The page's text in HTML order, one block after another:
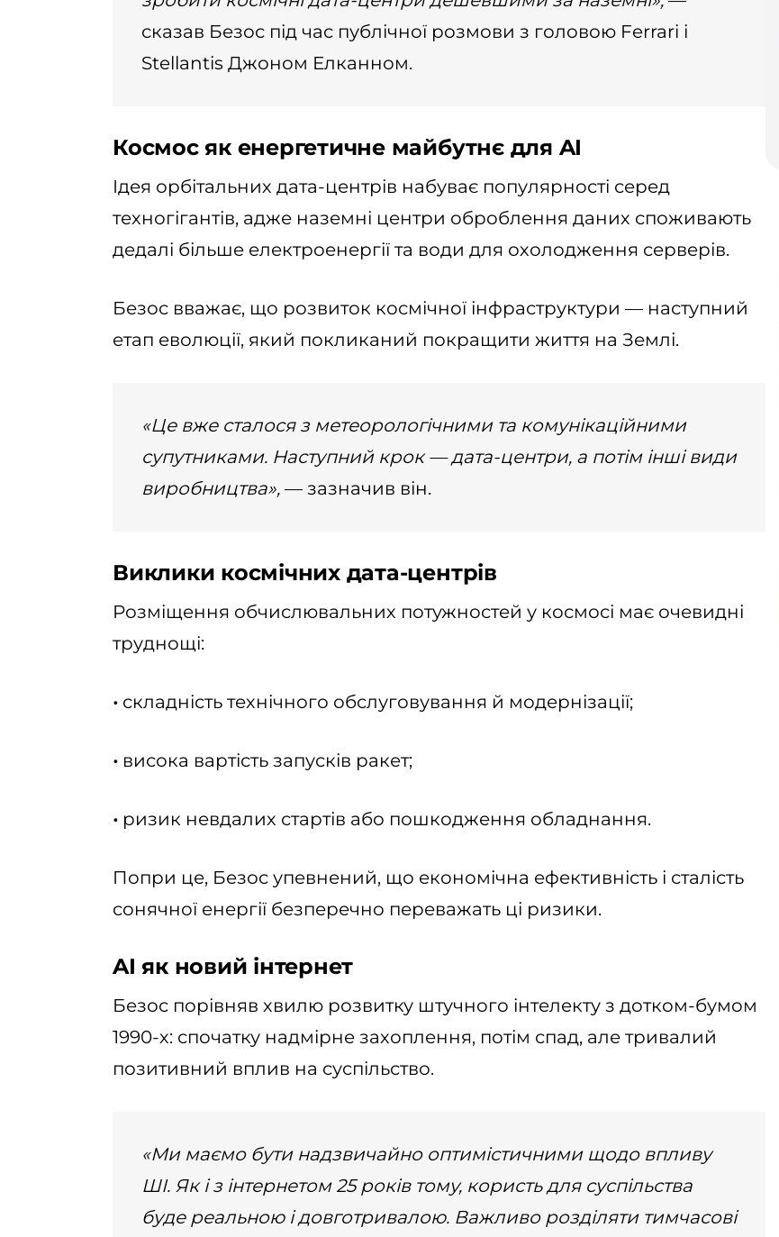
сказав Безос під час публічної розмови з головою Ferrari і
Stellantis Джоном Елканном.
Космос як енергетичне майбутнє для AI
Ідея орбітальних дата-центрів набуває популярності серед
техногігантів, адже наземні центри оброблення даних споживають
дедалі більше електроенергії та води для охолодження серверів.
Безос вважає, що розвиток космічної інфраструктури — наступний
етап еволюції, який покликаний покращити життя на Землі.
«Це вже сталося з метеорологічними та комунікаційними
супутниками. Наступний крок — дата-центри, а потім інші види
виробництва», — зазначив він.
Виклики космічних дата-центрів
Розміщення обчислювальних потужностей у космосі має очевидні
труднощі:
• складність технічного обслуговування й модернізації;
• висока вартість запусків ракет;
• ризик невдалих стартів або пошкодження обладнання.
Попри це, Безос упевнений, що економічна ефективність і сталість
сонячної енергії безперечно переважать ці ризики.
AI як новий інтернет
Безос порівняв хвилю розвитку штучного інтелекту з дотком-бумом
1990-х: спочатку надмірне захоплення, потім спад, але тривалий
позитивний вплив на суспільство.
«Ми маємо бути надзвичайно оптимістичними щодо впливу
ШІ. Як і з інтернетом 25 років тому, користь для суспільства
буде реальною і довготривалою. Важливо розділяти тимчасові